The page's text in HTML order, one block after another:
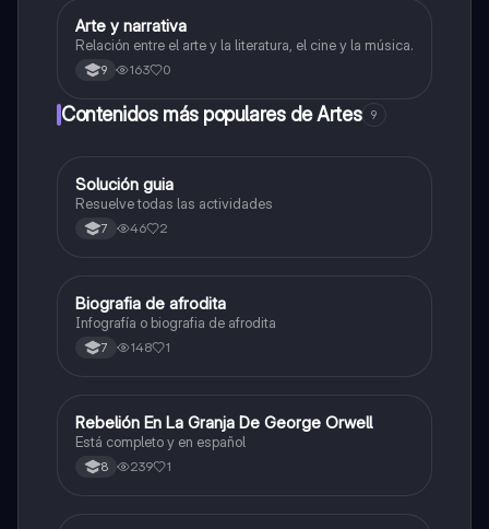
Artes
Arte y narrativa
Relación entre el arte y la literatura, el cine y la música.
9 163 0
Contenidos más populares de Artes 9
Artes
Solución guia
Resuelve todas las actividades
7 46 2
Artes
Biografia de afrodita
Infografía o biografia de afrodita
7 148 1
Sociales/Historia
Rebelión En La Granja De George Orwell
Está completo y en español
8 239 1